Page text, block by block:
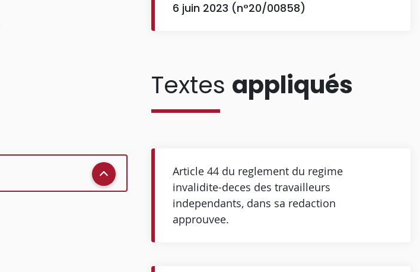
6 juin 2023 (n°20/00858)
Textes appliqués
Article 44 du reglement du regime
invalidite-deces des travailleurs
independants, dans sa redaction
approuvee.